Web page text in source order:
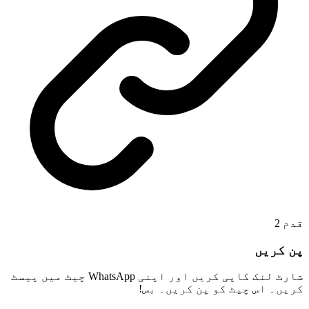
قدم 2
پن کریں
شارٹ لنک کاپی کریں اور اپنی WhatsApp چیٹ میں پیسٹ
کریں۔ اس چیٹ کو پن کریں۔ بس!